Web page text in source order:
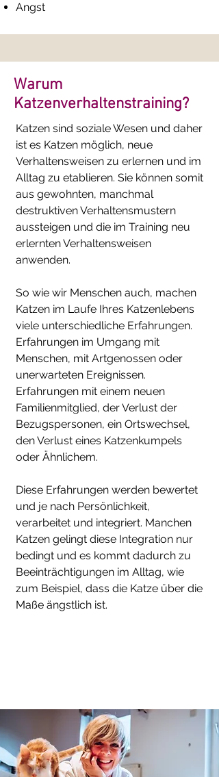
Angst
Warum
Katzenverhaltenstraining?
Katzen sind soziale Wesen und daher
ist es Katzen möglich, neue
Verhaltensweisen zu erlernen und im
Alltag zu etablieren. Sie können somit
aus gewohnten, manchmal
destruktiven Verhaltensmustern
aussteigen und die im Training neu
erlernten Verhaltensweisen
anwenden.
So wie wir Menschen auch, machen
Katzen im Laufe Ihres Katzenlebens
viele unterschiedliche Erfahrungen.
Erfahrungen im Umgang mit
Menschen, mit Artgenossen oder
unerwarteten Ereignissen.
Erfahrungen mit einem neuen
Familienmitglied, der Verlust der
Bezugspersonen, ein Ortswechsel,
den Verlust eines Katzenkumpels
oder Ähnlichem.
Diese Erfahrungen werden bewertet
und je nach Persönlichkeit,
verarbeitet und integriert. Manchen
Katzen gelingt diese Integration nur
bedingt und es kommt dadurch zu
Beeinträchtigungen im Alltag, wie
zum Beispiel, dass die Katze über die
Maße ängstlich ist.